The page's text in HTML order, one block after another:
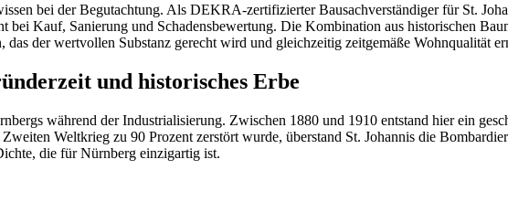
bei der Begutachtung. Als DEKRA-zertifizierter Bausachverständiger für St.
Kauf, Sanierung und Schadensbewertung. Die Kombination aus historischen
der wertvollen Substanz gerecht wird und gleichzeitig zeitgemäße Wohnqualität
und historisches Erbe
während der Industrialisierung. Zwischen 1880 und 1910 entstand hier ein
Weltkrieg zu 90 Prozent zerstört wurde, überstand St. Johannis die
die für Nürnberg einzigartig ist.